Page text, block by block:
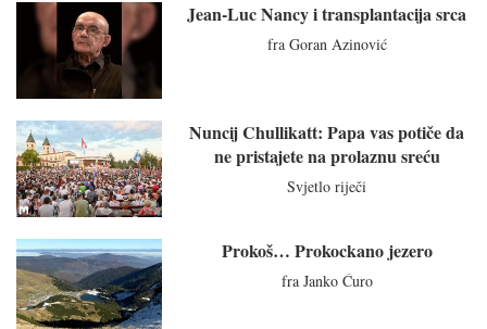
Jean-Luc Nancy i transplantacija srca
fra Goran Azinović
Nuncij Chullikatt: Papa vas potiče da
ne pristajete na prolaznu sreću
Svjetlo riječi
Prokoš… Prokockano jezero
fra Janko Ćuro